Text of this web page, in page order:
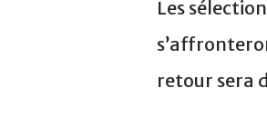
Les
retour sera